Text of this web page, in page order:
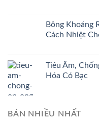
Bông Khoáng
Cách Nhiệt
Tiêu Âm,
Hóa Có Bạc
BÁN NHIỀU NHẤT